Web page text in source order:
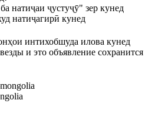
натиҷаи ҷустуҷӯ" зер кунед
натиҷагирӣ кунед
интихобшуда илова кунед
и это объявление